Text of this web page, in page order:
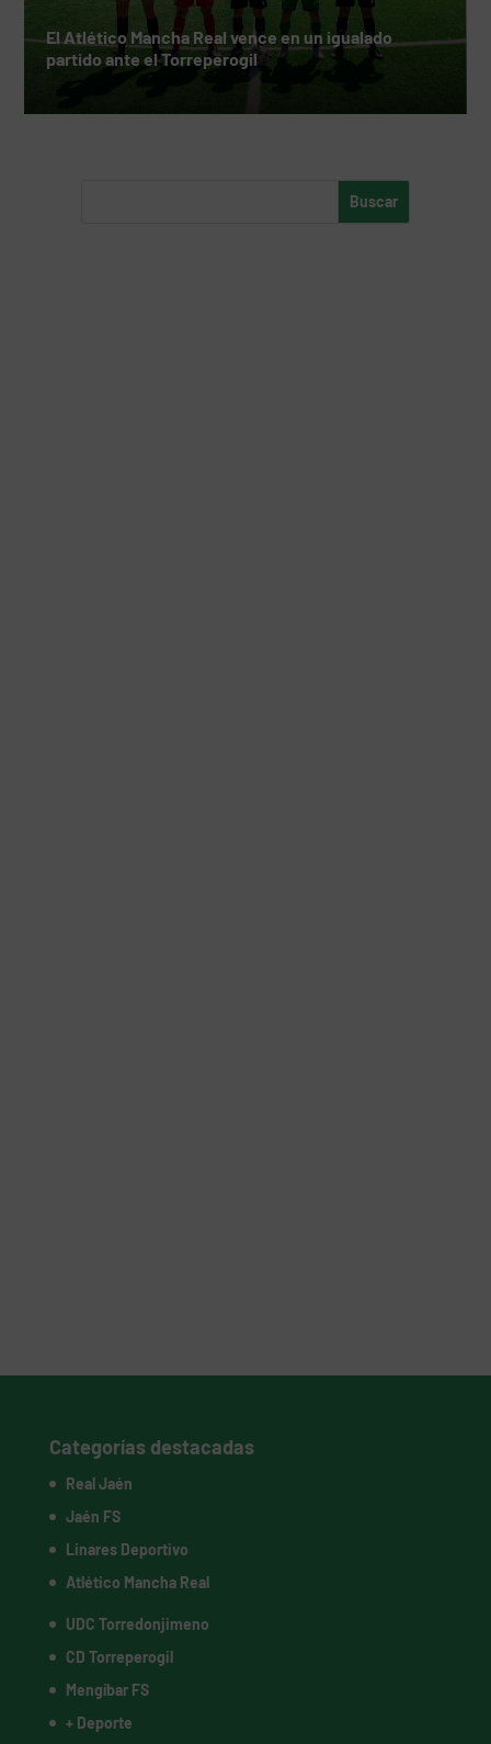
El Atlético Mancha Real vence en un igualado
partido ante el Torreperogil
Categorías destacadas
Real Jaén
Jaén FS
Linares Deportivo
Atlético Mancha Real
UDC Torredonjimeno
CD Torreperogil
Mengíbar FS
+ Deporte